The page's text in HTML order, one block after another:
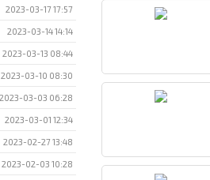
2023-03-17 17:57
2023-03-14 14:14
2023-03-13 08:44
2023-03-10 08:30
2023-03-03 06:28
2023-03-01 12:34
2023-02-27 13:48
2023-02-03 10:28